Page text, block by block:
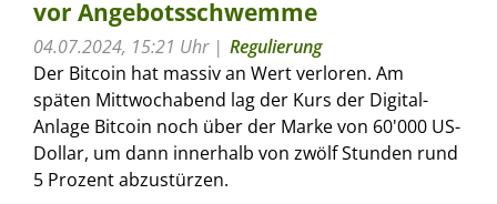
vor Angebotsschwemme
04.07.2024, 15:21 Uhr
Regulierung
Der Bitcoin hat massiv an Wert verloren. Am
späten Mittwochabend lag der Kurs der Digital-
Anlage Bitcoin noch über der Marke von 60'000 US-
Dollar, um dann innerhalb von zwölf Stunden rund
5 Prozent abzustürzen.